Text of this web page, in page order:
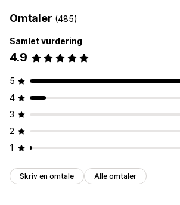
Omtaler (485)
Samlet vurdering
4.9
5
4
3
2
1
Skriv en omtale Alle omtaler